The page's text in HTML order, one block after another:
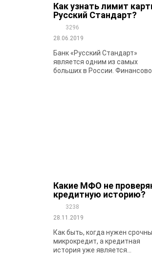
Как узнать лимит
Русский Стандарт?
3296
28.06.2019
Банк «Русский Стандарт»
является одним из самых
больших в России.
Какие МФО не
кредитную историю?
3238
28.11.2019
Как быть, когда нужен
микрокредит, а кредитная
история уже является...